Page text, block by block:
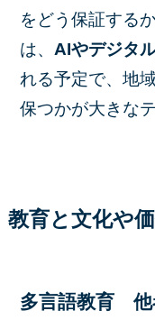
をどう保証する
は、AIやデジタ
れる予定で、地
保つかが大きな
教育と文化や
多言語教育 他